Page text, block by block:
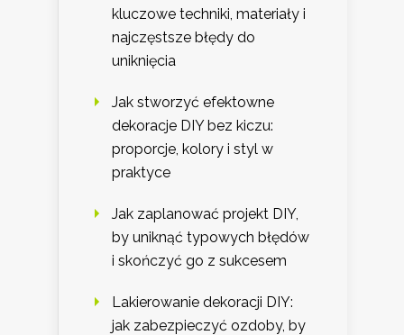
kluczowe techniki, materiały i
najczęstsze błędy do
uniknięcia
Jak stworzyć efektowne
dekoracje DIY bez kiczu:
proporcje, kolory i styl w
praktyce
Jak zaplanować projekt DIY,
by uniknąć typowych błędów
i skończyć go z sukcesem
Lakierowanie dekoracji DIY:
jak zabezpieczyć ozdoby, by